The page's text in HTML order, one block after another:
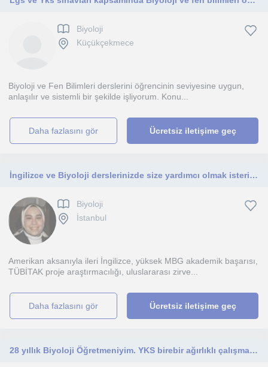
Biyoloji
Küçükçekmece
Biyoloji ve Fen Bilimleri derslerini öğrencinin seviyesine uygun,
anlaşılır ve sistemli bir şekilde işliyorum. Konu...
daha fazlasını gör Ücretsiz iletişime geç
İngilizce ve Biyoloji derslerinizde size yardımcı olmak isterim!
Biyoloji
İstanbul
Amerikan aksanıyla ileri İngilizce, yüksek MBG akademik başarısı,
TÜBİTAK proje araştırmacılığı, uluslararası zirve...
daha fazlasını gör Ücretsiz iletişime geç
28 yıllık Biyoloji Öğretmeniyim. YKS birebir ağırlıklı çalışmalarım var.